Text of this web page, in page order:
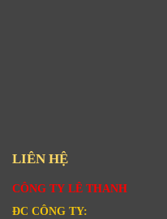
LIÊN HỆ
CÔNG TY LÊ THANH
ĐC CÔNG TY: